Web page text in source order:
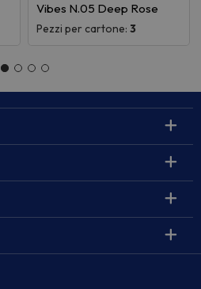
Vibes N.05 Deep Rose
Pezzi per cartone:3